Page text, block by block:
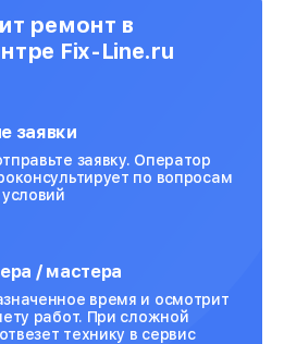
ремонт в
Fix-Line.ru
заявки
заявку. Оператор
по вопросам
/ мастера
время и осмотрит
работ. При сложной
технику в сервис